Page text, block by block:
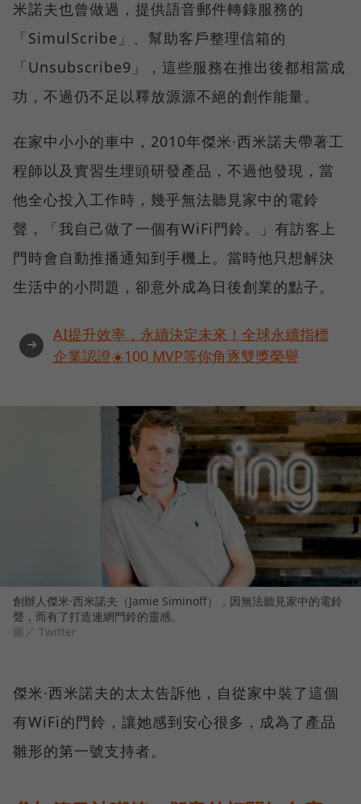
米諾夫也曾做過，提供語音郵件轉錄服務的
「SimulScribe」、幫助客戶整理信箱的
「Unsubscribe9」，這些服務在推出後都相當成
功，不過仍不足以釋放源源不絕的創作能量。
在家中小小的車中，2010年傑米·西米諾夫帶著工
程師以及實習生埋頭研發產品，不過他發現，當
他全心投入工作時，幾乎無法聽見家中的電鈴
聲，「我自己做了一個有WiFi門鈴。」有訪客上
門時會自動推播通知到手機上。當時他只想解決
生活中的小問題，卻意外成為日後創業的點子。
➜
AI提升效率，永續決定未來！全球永續指標
企業認證☀️100 MVP等你角逐雙獎榮譽
創辦人傑米·西米諾夫（Jamie Siminoff），因無法聽見家中的電鈴
聲，而有了打造連網門鈴的靈感。
圖／ Twitter
傑米·西米諾夫的太太告訴他，自從家中裝了這個
有WiFi的門鈴，讓她感到安心很多，成為了產品
雛形的第一號支持者。